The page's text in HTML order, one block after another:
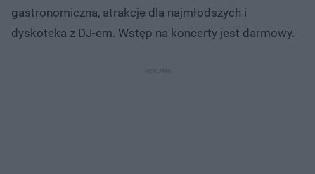
gastronomiczna, atrakcje dla najmłodszych i
dyskoteka z DJ-em. Wstęp na koncerty jest darmowy.